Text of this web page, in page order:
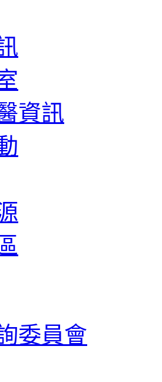
資訊
委員會